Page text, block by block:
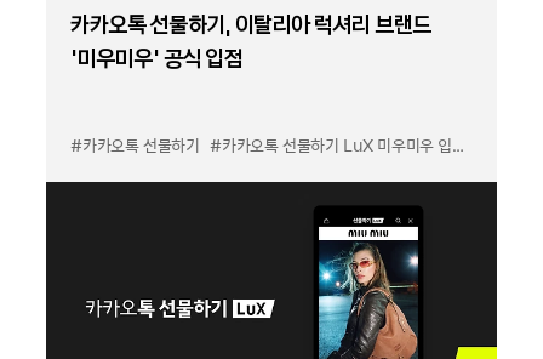
카카오톡 선물하기, 이탈리아 럭셔리 브랜드
'미우미우' 공식 입점
#카카오톡 선물하기 #카카오톡 선물하기 LuX 미우미우 입점